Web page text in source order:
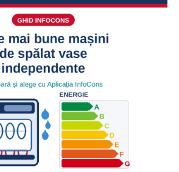
sa alegi masina de spalat vase